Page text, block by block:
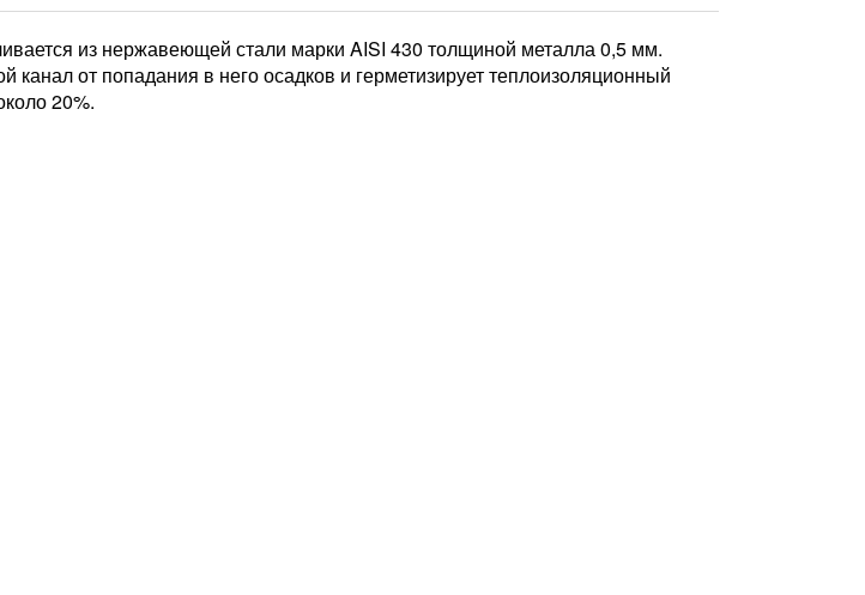
из нержавеющей стали марки AISI 430 толщиной металла 0,5 мм.
от попадания в него осадков и герметизирует теплоизоляционный
20%.